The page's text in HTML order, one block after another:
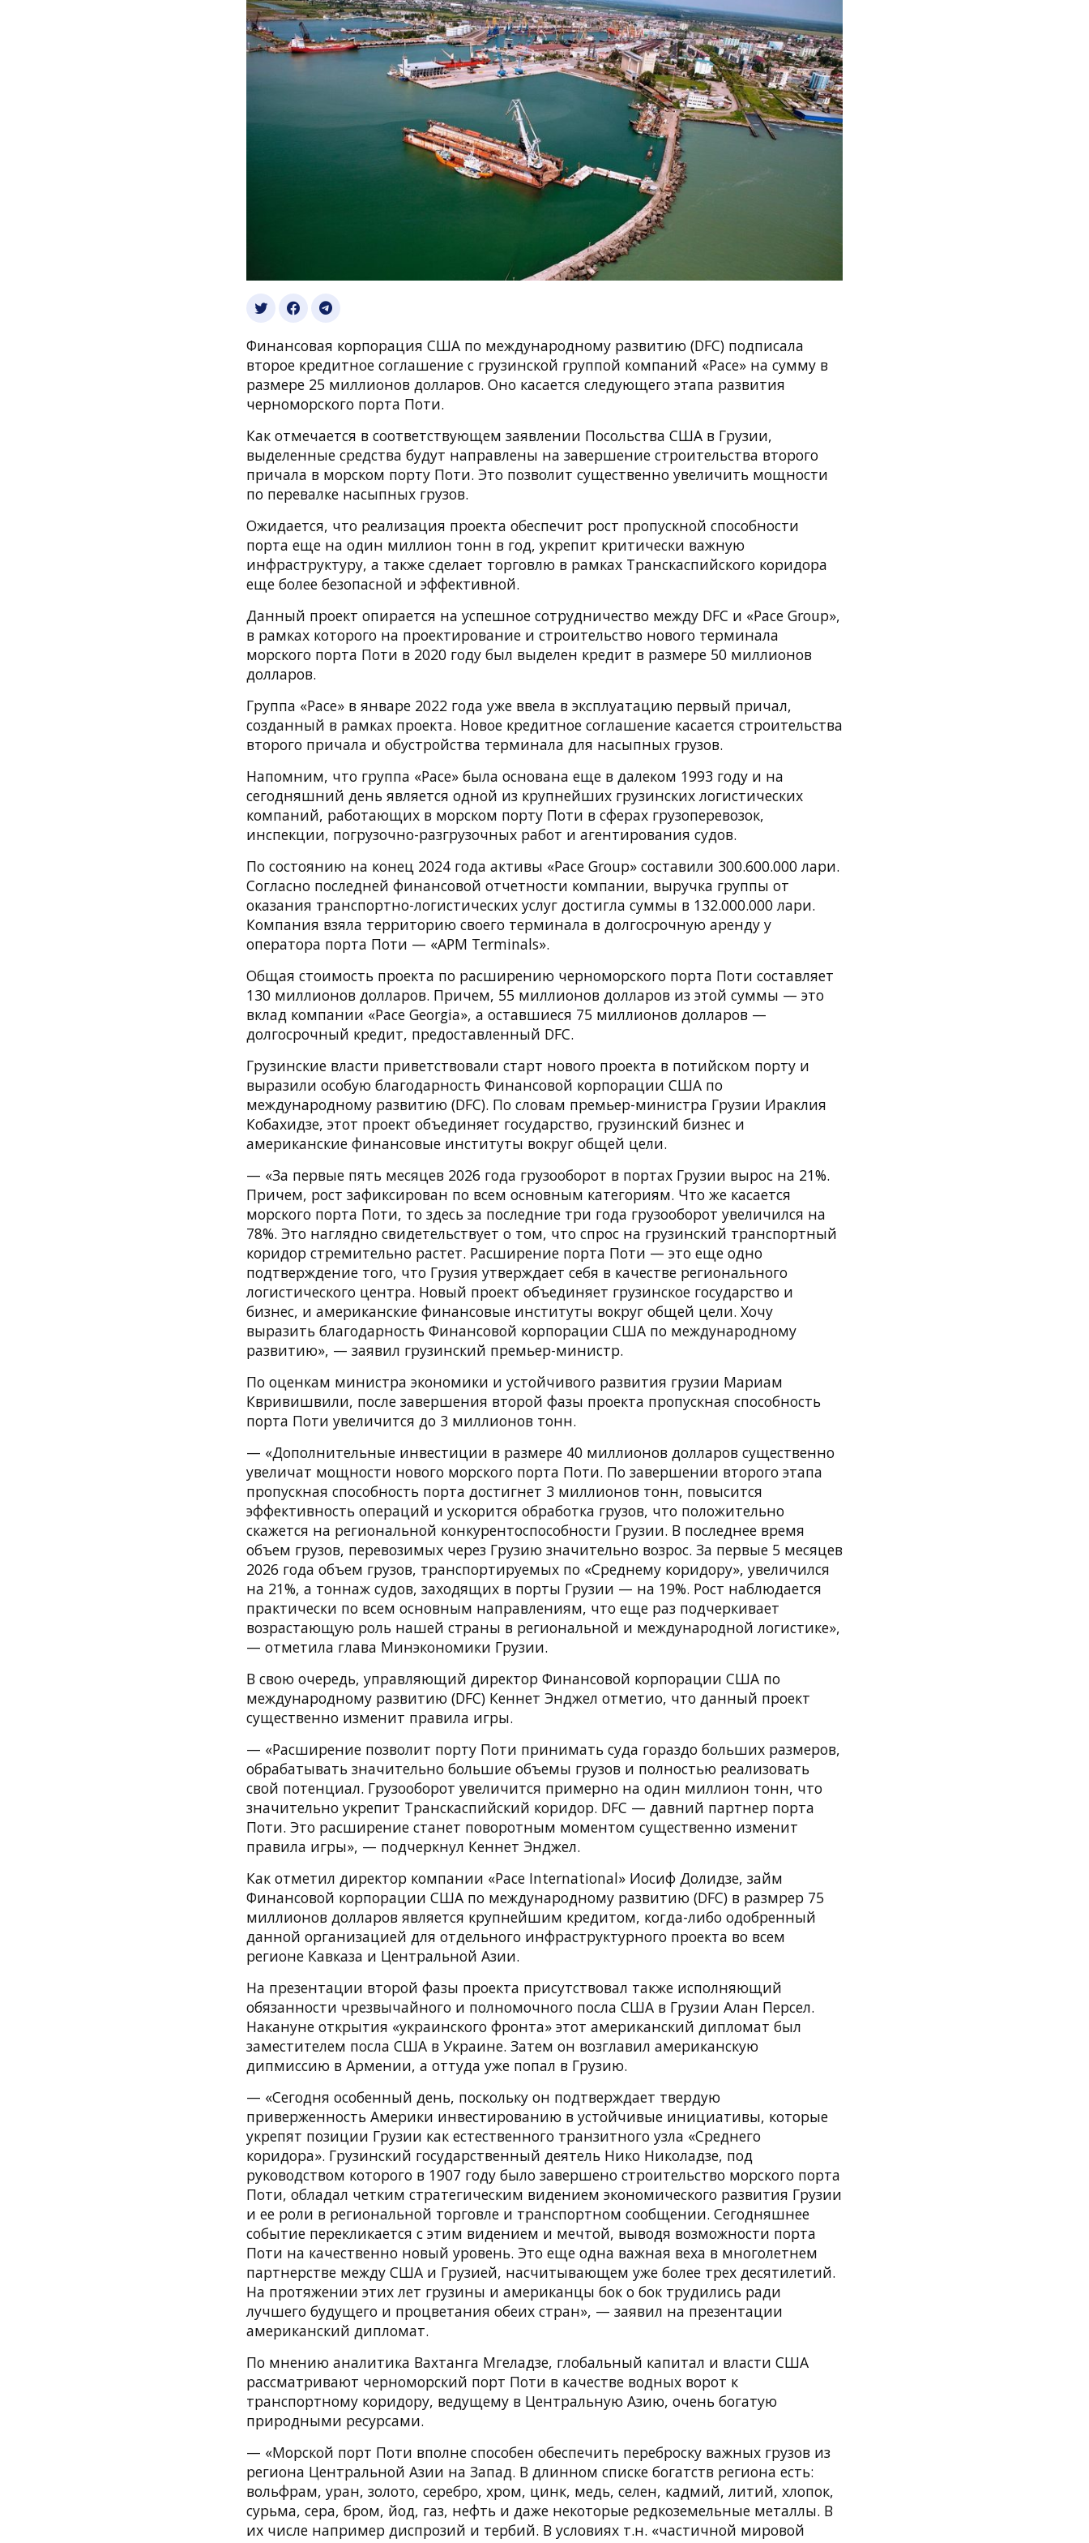
Финансовая корпорация США по международному развитию (DFC) подписала
второе кредитное соглашение с грузинской группой компаний «Pace» на сумму в
размере 25 миллионов долларов. Оно касается следующего этапа развития
черноморского порта Поти.
Как отмечается в соответствующем заявлении Посольства США в Грузии,
выделенные средства будут направлены на завершение строительства второго
причала в морском порту Поти. Это позволит существенно увеличить мощности
по перевалке насыпных грузов.
Ожидается, что реализация проекта обеспечит рост пропускной способности
порта еще на один миллион тонн в год, укрепит критически важную
инфраструктуру, а также сделает торговлю в рамках Транскаспийского коридора
еще более безопасной и эффективной.
Данный проект опирается на успешное сотрудничество между DFC и «Pace Group»,
в рамках которого на проектирование и строительство нового терминала
морского порта Поти в 2020 году был выделен кредит в размере 50 миллионов
долларов.
Группа «Pace» в январе 2022 года уже ввела в эксплуатацию первый причал,
созданный в рамках проекта. Новое кредитное соглашение касается строительства
второго причала и обустройства терминала для насыпных грузов.
Напомним, что группа «Pace» была основана еще в далеком 1993 году и на
сегодняшний день является одной из крупнейших грузинских логистических
компаний, работающих в морском порту Поти в сферах грузоперевозок,
инспекции, погрузочно-разгрузочных работ и агентирования судов.
По состоянию на конец 2024 года активы «Pace Group» составили 300.600.000 лари.
Согласно последней финансовой отчетности компании, выручка группы от
оказания транспортно-логистических услуг достигла суммы в 132.000.000 лари.
Компания взяла территорию своего терминала в долгосрочную аренду у
оператора порта Поти — «APM Terminals».
Общая стоимость проекта по расширению черноморского порта Поти составляет
130 миллионов долларов. Причем, 55 миллионов долларов из этой суммы — это
вклад компании «Pace Georgia», а оставшиеся 75 миллионов долларов —
долгосрочный кредит, предоставленный DFC.
Грузинские власти приветствовали старт нового проекта в потийском порту и
выразили особую благодарность Финансовой корпорации США по
международному развитию (DFC). По словам премьер-министра Грузии Ираклия
Кобахидзе, этот проект объединяет государство, грузинский бизнес и
американские финансовые институты вокруг общей цели.
— «За первые пять месяцев 2026 года грузооборот в портах Грузии вырос на 21%.
Причем, рост зафиксирован по всем основным категориям. Что же касается
морского порта Поти, то здесь за последние три года грузооборот увеличился на
78%. Это наглядно свидетельствует о том, что спрос на грузинский транспортный
коридор стремительно растет. Расширение порта Поти — это еще одно
подтверждение того, что Грузия утверждает себя в качестве регионального
логистического центра. Новый проект объединяет грузинское государство и
бизнес, и американские финансовые институты вокруг общей цели. Хочу
выразить благодарность Финансовой корпорации США по международному
развитию», — заявил грузинский премьер-министр.
По оценкам министра экономики и устойчивого развития грузии Мариам
Квривишвили, после завершения второй фазы проекта пропускная способность
порта Поти увеличится до 3 миллионов тонн.
— «Дополнительные инвестиции в размере 40 миллионов долларов существенно
увеличат мощности нового морского порта Поти. По завершении второго этапа
пропускная способность порта достигнет 3 миллионов тонн, повысится
эффективность операций и ускорится обработка грузов, что положительно
скажется на региональной конкурентоспособности Грузии. В последнее время
объем грузов, перевозимых через Грузию значительно возрос. За первые 5 месяцев
2026 года объем грузов, транспортируемых по «Среднему коридору», увеличился
на 21%, а тоннаж судов, заходящих в порты Грузии — на 19%. Рост наблюдается
практически по всем основным направлениям, что еще раз подчеркивает
возрастающую роль нашей страны в региональной и международной логистике»,
— отметила глава Минэкономики Грузии.
В свою очередь, управляющий директор Финансовой корпорации США по
международному развитию (DFC) Кеннет Энджел отметио, что данный проект
существенно изменит правила игры.
— «Расширение позволит порту Поти принимать суда гораздо больших размеров,
обрабатывать значительно большие объемы грузов и полностью реализовать
свой потенциал. Грузооборот увеличится примерно на один миллион тонн, что
значительно укрепит Транскаспийский коридор. DFC — давний партнер порта
Поти. Это расширение станет поворотным моментом существенно изменит
правила игры», — подчеркнул Кеннет Энджел.
Как отметил директор компании «Pace International» Иосиф Долидзе, займ
Финансовой корпорации США по международному развитию (DFC) в размрер 75
миллионов долларов является крупнейшим кредитом, когда-либо одобренный
данной организацией для отдельного инфраструктурного проекта во всем
регионе Кавказа и Центральной Азии.
На презентации второй фазы проекта присутствовал также исполняющий
обязанности чрезвычайного и полномочного посла США в Грузии Алан Персел.
Накануне открытия «украинского фронта» этот американский дипломат был
заместителем посла США в Украине. Затем он возглавил американскую
дипмиссию в Армении, а оттуда уже попал в Грузию.
— «Сегодня особенный день, поскольку он подтверждает твердую
приверженность Америки инвестированию в устойчивые инициативы, которые
укрепят позиции Грузии как естественного транзитного узла «Среднего
коридора». Грузинский государственный деятель Нико Николадзе, под
руководством которого в 1907 году было завершено строительство морского порта
Поти, обладал четким стратегическим видением экономического развития Грузии
и ее роли в региональной торговле и транспортном сообщении. Сегодняшнее
событие перекликается с этим видением и мечтой, выводя возможности порта
Поти на качественно новый уровень. Это еще одна важная веха в многолетнем
партнерстве между США и Грузией, насчитывающем уже более трех десятилетий.
На протяжении этих лет грузины и американцы бок о бок трудились ради
лучшего будущего и процветания обеих стран», — заявил на презентации
американский дипломат.
По мнению аналитика Вахтанга Мгеладзе, глобальный капитал и власти США
рассматривают черноморский порт Поти в качестве водных ворот к
транспортному коридору, ведущему в Центральную Азию, очень богатую
природными ресурсами.
— «Морской порт Поти вполне способен обеспечить переброску важных грузов из
региона Центральной Азии на Запад. В длинном списке богатств региона есть:
вольфрам, уран, золото, серебро, хром, цинк, медь, селен, кадмий, литий, хлопок,
сурьма, сера, бром, йод, газ, нефть и даже некоторые редкоземельные металлы. В
их числе например диспрозий и тербий. В условиях т.н. «частичной мировой